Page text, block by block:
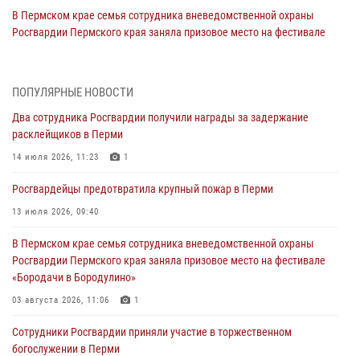
В Пермском крае семья сотрудника вневедомственной охраны
Росгвардии Пермского края заняла призовое место на фестивале
юных спортсменов
03 августа 2026, 10:59
30 июля 2026, 05:19
богослужении в Перми
28 июля 2026, 10:44
Росгвардейцы оказали силовую поддержку при задержании
28 июля 2026, 06:15
ПОПУЛЯРНЫЕ НОВОСТИ
Два сотрудника Росгвардии получили награды за задержание
расклейщиков в Перми
14 июля 2026, 11:23 1
Росгвардейцы предотвратила крупный пожар в Перми
13 июля 2026, 09:40
В Пермском крае семья сотрудника вневедомственной охраны
Росгвардии Пермского края заняла призовое место на фестивале
«Бородачи в Бородулино»
03 августа 2026, 11:06 1
Сотрудники Росгвардии приняли участие в торжественном
богослужении в Перми